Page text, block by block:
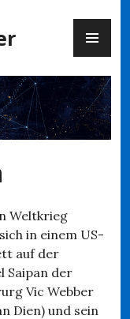
Weltkrieg
in einem US-
auf der
Saipan der
Vic Webber
Dien) und sein